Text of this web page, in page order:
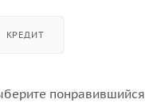
КРЕДИТ